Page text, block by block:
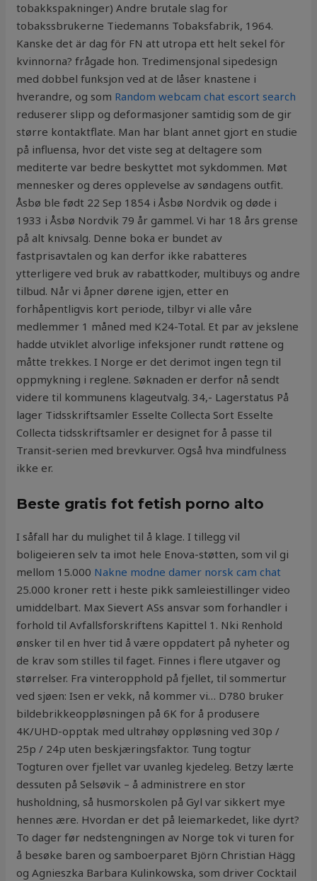
tobakkspakninger) Andre brutale slag for
tobakssbrukerne Tiedemanns Tobaksfabrik, 1964.
Kanske det är dag för FN att utropa ett helt sekel för
kvinnorna? frågade hon. Tredimensjonal sipedesign
med dobbel funksjon ved at de låser knastene i
hverandre, og som Random webcam chat escort search
reduserer slipp og deformasjoner samtidig som de gir
større kontaktflate. Man har blant annet gjort en studie
på influensa, hvor det viste seg at deltagere som
mediterte var bedre beskyttet mot sykdommen. Møt
mennesker og deres opplevelse av søndagens outfit.
Åsbø ble født 22 Sep 1854 i Åsbø Nordvik og døde i
1933 i Åsbø Nordvik 79 år gammel. Vi har 18 års grense
på alt knivsalg. Denne boka er bundet av
fastprisavtalen og kan derfor ikke rabatteres
ytterligere ved bruk av rabattkoder, multibuys og andre
tilbud. Når vi åpner dørene igjen, etter en
forhåpentligvis kort periode, tilbyr vi alle våre
medlemmer 1 måned med K24-Total. Et par av jekslene
hadde utviklet alvorlige infeksjoner rundt røttene og
måtte trekkes. I Norge er det derimot ingen tegn til
oppmykning i reglene. Søknaden er derfor nå sendt
videre til kommunens klageutvalg. 34,- Lagerstatus På
lager Tidsskriftsamler Esselte Collecta Sort Esselte
Collecta tidsskriftsamler er designet for å passe til
Transit-serien med brevkurver. Også hva mindfulness
ikke er.
Beste gratis fot fetish porno alto
I såfall har du mulighet til å klage. I tillegg vil
boligeieren selv ta imot hele Enova-støtten, som vil gi
mellom 15.000 Nakne modne damer norsk cam chat
25.000 kroner rett i heste pikk samleiestillinger video
umiddelbart. Max Sievert ASs ansvar som forhandler i
forhold til Avfallsforskriftens Kapittel 1. Nki Renhold
ønsker til en hver tid å være oppdatert på nyheter og
de krav som stilles til faget. Finnes i flere utgaver og
størrelser. Fra vinteropphold på fjellet, til sommertur
ved sjøen: Isen er vekk, nå kommer vi… D780 bruker
bildebrikkeoppløsningen på 6K for å produsere
4K/UHD-opptak med ultrahøy oppløsning ved 30p /
25p / 24p uten beskjæringsfaktor. Tung togtur
Togturen over fjellet var uvanleg kjedeleg. Betzy lærte
dessuten på Selsøvik – å administrere en stor
husholdning, så husmorskolen på Gyl var sikkert mye
hennes ære. Hvordan er det på leiemarkedet, like dyrt?
To dager før nedstengningen av Norge tok vi turen for
å besøke baren og samboerparet Björn Christian Hägg
og Agnieszka Barbara Kulinkowska, som driver Cocktail